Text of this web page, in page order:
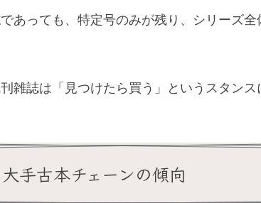
あっても、特定号のみが残り、シリーズ
雑誌は「見つけたら買う」というスタン
手古本チェーンの傾向